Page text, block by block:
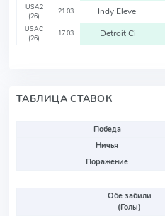
USA2
(26)
21.03 Indy Eleve
USAC
(26)
17.03 Detroit Ci
ТАБЛИЦА СТАВОК
Победа
Ничья
Поражение
Обе забили
(Голы)